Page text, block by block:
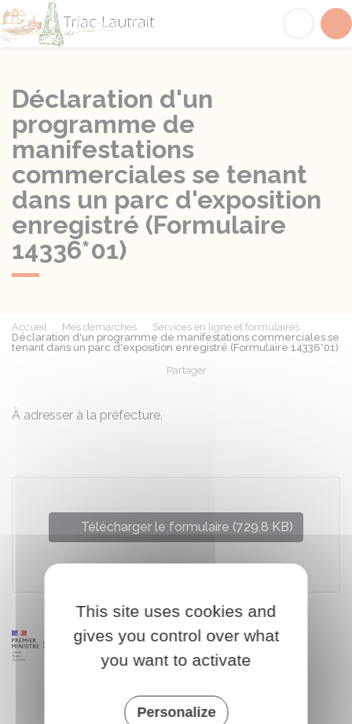
Déclaration d'un
programme de
manifestations
commerciales se tenant
dans un parc d'exposition
enregistré (Formulaire
14336*01)
Accueil Mes démarches
Services en ligne et formulaires
Déclaration d'un programme de manifestations commerciales se
tenant dans un parc d'exposition enregistré (Formulaire 14336*01)
Partager
À adresser à la préfecture.
Télécharger le formulaire (729.8 KB)
This site uses cookies and
gives you control over what
you want to activate
Personalize